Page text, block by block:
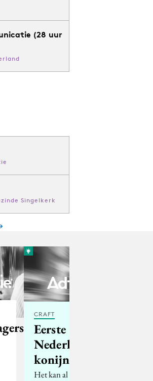
(28 uur
Singelkerk
CRAFT
Eerste
Nederlandse
konijnenverzekering
Het kan al met honden en